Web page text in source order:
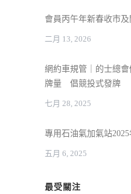
會員丙午年新春收市
二月 13, 2026
網約車規管｜的士總
牌量 倡競投式發牌
七月 28, 2025
專用石油氣加氣站
五月 6, 2025
最受關注